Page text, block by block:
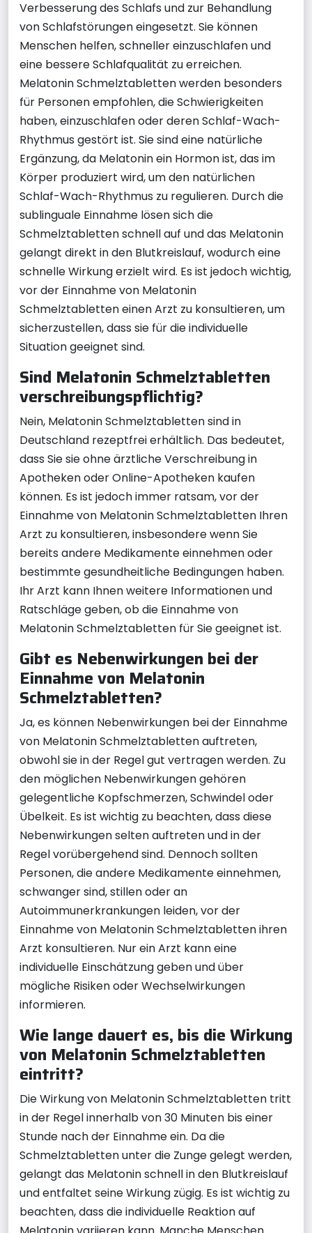
Verbesserung des Schlafs und zur Behandlung
von Schlafstörungen eingesetzt. Sie können
Menschen helfen, schneller einzuschlafen und
eine bessere Schlafqualität zu erreichen.
Melatonin Schmelztabletten werden besonders
für Personen empfohlen, die Schwierigkeiten
haben, einzuschlafen oder deren Schlaf-Wach-
Rhythmus gestört ist. Sie sind eine natürliche
Ergänzung, da Melatonin ein Hormon ist, das im
Körper produziert wird, um den natürlichen
Schlaf-Wach-Rhythmus zu regulieren. Durch die
sublinguale Einnahme lösen sich die
Schmelztabletten schnell auf und das Melatonin
gelangt direkt in den Blutkreislauf, wodurch eine
schnelle Wirkung erzielt wird. Es ist jedoch wichtig,
vor der Einnahme von Melatonin
Schmelztabletten einen Arzt zu konsultieren, um
sicherzustellen, dass sie für die individuelle
Situation geeignet sind.
Sind Melatonin Schmelztabletten
verschreibungspflichtig?
Nein, Melatonin Schmelztabletten sind in
Deutschland rezeptfrei erhältlich. Das bedeutet,
dass Sie sie ohne ärztliche Verschreibung in
Apotheken oder Online-Apotheken kaufen
können. Es ist jedoch immer ratsam, vor der
Einnahme von Melatonin Schmelztabletten Ihren
Arzt zu konsultieren, insbesondere wenn Sie
bereits andere Medikamente einnehmen oder
bestimmte gesundheitliche Bedingungen haben.
Ihr Arzt kann Ihnen weitere Informationen und
Ratschläge geben, ob die Einnahme von
Melatonin Schmelztabletten für Sie geeignet ist.
Gibt es Nebenwirkungen bei der
Einnahme von Melatonin
Schmelztabletten?
Ja, es können Nebenwirkungen bei der Einnahme
von Melatonin Schmelztabletten auftreten,
obwohl sie in der Regel gut vertragen werden. Zu
den möglichen Nebenwirkungen gehören
gelegentliche Kopfschmerzen, Schwindel oder
Übelkeit. Es ist wichtig zu beachten, dass diese
Nebenwirkungen selten auftreten und in der
Regel vorübergehend sind. Dennoch sollten
Personen, die andere Medikamente einnehmen,
schwanger sind, stillen oder an
Autoimmunerkrankungen leiden, vor der
Einnahme von Melatonin Schmelztabletten ihren
Arzt konsultieren. Nur ein Arzt kann eine
individuelle Einschätzung geben und über
mögliche Risiken oder Wechselwirkungen
informieren.
Wie lange dauert es, bis die Wirkung
von Melatonin Schmelztabletten
eintritt?
Die Wirkung von Melatonin Schmelztabletten tritt
in der Regel innerhalb von 30 Minuten bis einer
Stunde nach der Einnahme ein. Da die
Schmelztabletten unter die Zunge gelegt werden,
gelangt das Melatonin schnell in den Blutkreislauf
und entfaltet seine Wirkung zügig. Es ist wichtig zu
beachten, dass die individuelle Reaktion auf